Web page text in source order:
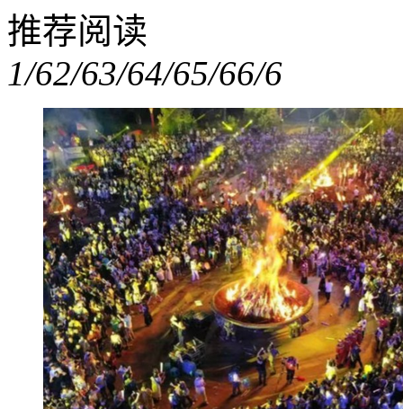
推荐阅读
1/62/63/64/65/66/6